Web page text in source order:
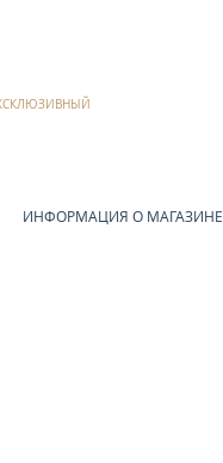
ИНФОРМАЦИЯ О МАГАЗИНЕ